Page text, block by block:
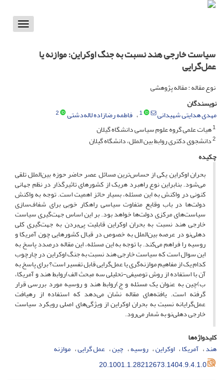
Toggle
سیاست خارجی هند نسبت به جنگ اوکراین: موازنه یا
عمل‌گرایی
نوع مقاله : مقاله پژوهشی
نویسندگان
مهدی هدایتی شهیدانی
1 فاطمه رضازاده لاله‌دشتی
2
1هیات علمی گروه علوم سیاسی دانشگاه گیلان
2دانشجوی دکتری روابط بین الملل، دانشگاه گیلان
چکیده
بحران اوکراین یکی از حساس‌ترین مسائل عصر حاضر حوزه بین‌الملل تلقی
می‌شود. بنابراین نوع راهبرد هریک از کشورهای تاثیرگذار در نظم جهانی
کنونی در واکنش به این مسئله، بسیار حائز اهمیت است. توجه به واکنش
دولت‌ها در باب وقایع متفاوت سیاسی راهکار خوبی برای شفاف‌سازی
سیاست‌های مرکزی دولت‌ها خواهد بود. بر این اساس جهت‌گیری سیاست
خارجی هند نسبت به بحران اوکراین قابلیت پی‌بردن به جهت‌گیری کلی
دهلی‌نو در عرصه بین‌الملل به خصوص در قبال کشورهایی چون آمریکا و
روسیه را فراهم می‌کند. با توجه به این مسئله، این مقاله درصدد پاسخ به
این سوال است که سیاست خارجی هند نسبت به جنگ اوکراین در چارچوب
کدام یک از مفاهیم موازنه‌گری یا عمل‌گرایی قابل تفسیر است؟ برای پاسخ به
آن با استفاده از روش توصیفی-تحلیلی سه مبحث الف)روابط هند و آمریکا،
ب)چین به عنوان یک مسئله و ج)روابط هند و روسیه مورد بررسی قرار
گرفته است. یافته‌های مقاله نشان می‌دهد که استفاده از رهیافت
عمل‌گرایانه نسبت به بحران اوکراین از ویژگی‌های اصلی رویکرد سیاست
خارجی دهلی‌نو به شمار می‌رود.
کلیدواژه‌ها
هند آمریکا اوکراین روسیه چین عمل گرایی موازنه
20.1001.1.28212673.1404.9.4.1.0